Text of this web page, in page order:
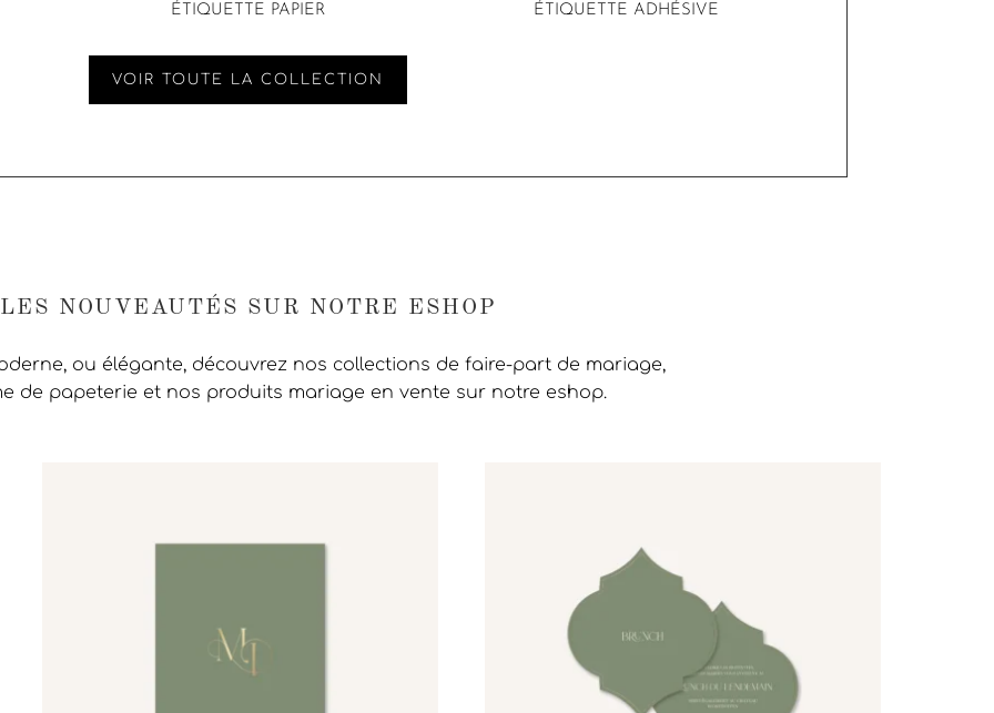
ÉTIQUETTE PAPIER ÉTIQUETTE ADHÉSIVE
VOIR TOUTE LA COLLECTION
LES NOUVEAUTÉS SUR NOTRE ESHOP
ou élégante, découvrez nos collections de faire-part de mariage,
de papeterie et nos produits mariage en vente sur notre eshop.